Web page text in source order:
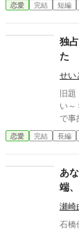
恋愛 完結 短編
独
た
せい
旧
い～ 救急救命士として働く雫石月は、勤務明けに乗っていたバス
で事故に遭う。 どう
だ。 乗客にAEDを探してきてもらうように頼み、救助活動をして
いる
とを
マス
車に同乗
くない相手の
と
恋愛 完結 長編
あ
端
瀬崎
石橋